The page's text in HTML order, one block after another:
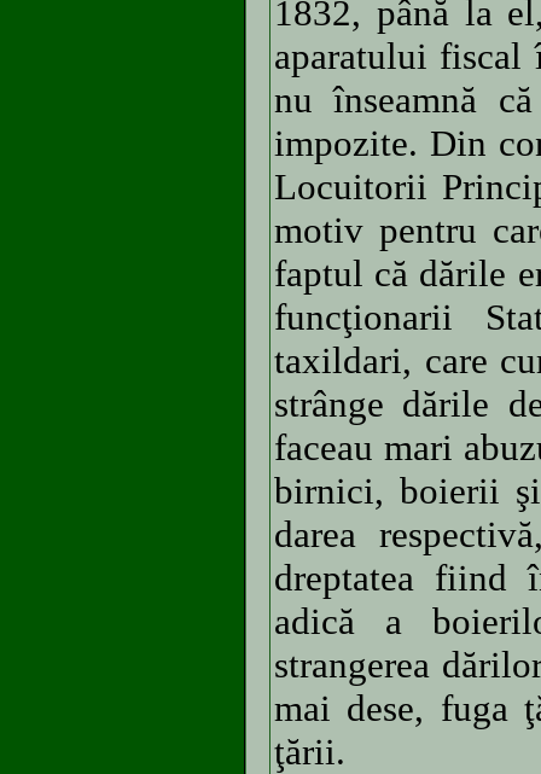
1832, până la
aparatului fiscal
nu înseamnă
impozite. Din
Locuitorii
motiv pentru
faptul că dările
funcţionarii
taxildari, care
strânge dările
faceau mari
birnici, boierii
darea
dreptatea fiind
adică a
strangerea
mai dese, fuga
ţării.